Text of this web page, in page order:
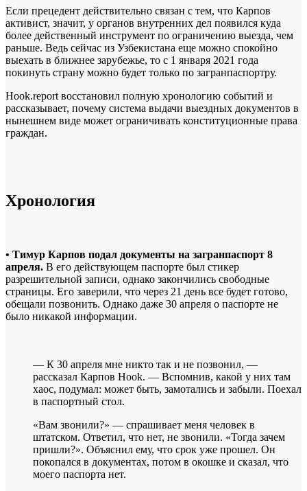
Если прецедент действительно связан с тем, что Карпов
активист, значит, у органов внутренних дел появился куда
более действенный инструмент по ограничению выезда, чем
раньше. Ведь сейчас из Узбекистана еще можно спокойно
выехать в ближнее зарубежье, то с 1 января 2021 года
покинуть страну можно будет только по загранпаспортру.
Hook.report восстановил полную хронологию событий и
рассказывает, почему система выдачи выездных документов в
нынешнем виде может ограничивать конституционные права
граждан.
Хронология
• Тимур Карпов подал документы на загранпаспорт 8
апреля. В его действующем паспорте был стикер
разрешительной записи, однако закончились свободные
страницы. Его заверили, что через 21 день все будет готово,
обещали позвонить. Однако даже 30 апреля о паспорте не
было никакой информации.
— К 30 апреля мне никто так и не позвонил, —
рассказал Карпов Hook. — Вспомнив, какой у них там
хаос, подумал: может быть, замотались и забыли. Поехал
в паспортный стол.
«Вам звонили?» — спрашивает меня человек в
штатском. Ответил, что нет, не звонили. «Тогда зачем
пришли?». Объяснил ему, что срок уже прошел. Он
покопался в документах, потом в окошке и сказал, что
моего паспорта нет.